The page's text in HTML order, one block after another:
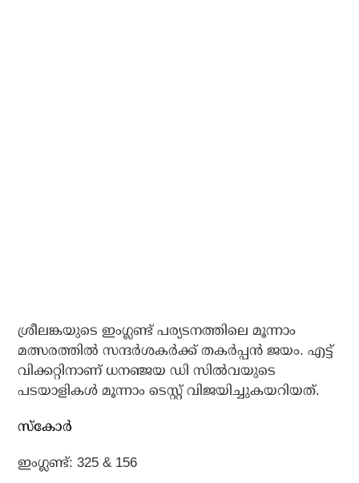
ശ്രീലങ്കയുടെ ഇംഗ്ലണ്ട് പര്യടനത്തിലെ മൂന്നാം
മത്സരത്തില്‍ സന്ദര്‍ശകര്‍ക്ക് തകര്‍പ്പന്‍ ജയം. എട്ട്
വിക്കറ്റിനാണ് ധനഞ്ജയ ഡി സില്‍വയുടെ
പടയാളികള്‍ മൂന്നാം ടെസ്റ്റ് വിജയിച്ചുകയറിയത്.
സ്‌കോര്‍
ഇംഗ്ലണ്ട്: 325 & 156